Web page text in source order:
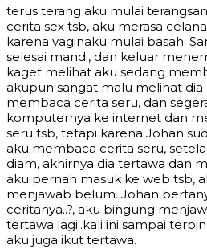
terus terang aku mulai
cerita sex tsb, aku merasa
karena vaginaku mulai basah.
selesai mandi, dan keluar
kaget melihat aku sedang
akupun sangat malu melihat
membaca cerita seru, dan
komputernya ke internet dan
seru tsb, tetapi karena Johan
aku membaca cerita seru,
diam, akhirnya dia tertawa dan
aku pernah masuk ke web tsb,
menjawab belum. Johan
ceritanya..?, aku bingung
tertawa lagi..kali ini sampai
aku juga ikut tertawa.